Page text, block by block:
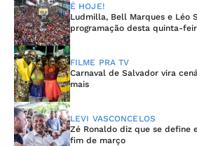
É HOJE!
Ludmilla, Bell Marques e Léo
programação desta quinta-
FILME PRA TV
Carnaval de Salvador vira
mais
LEVI VASCONCELOS
Zé Ronaldo diz que se define
fim de março